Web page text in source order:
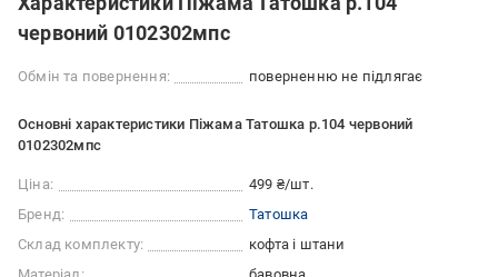
червоний 0102302мпс
Обмін та повернення: поверненню не підлягає
Основні характеристики Піжама Татошка р.104 червоний
0102302мпс
Ціна:
499 ₴/шт.
Бренд:
Татошка
Склад комплекту:
кофта і штани